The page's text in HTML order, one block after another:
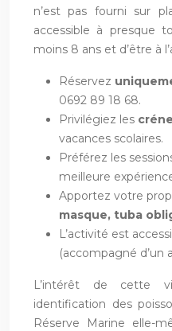
n’est pas fourni sur
accessible à presque
moins 8 ans et d’être à
Réservez
0692 89 18 68.
Privilégiez les
vacances scolaires.
Préférez les
meilleure
Apportez votre
masque, tuba
L’activité est
(accompagné d’un
L’intérêt de cette
identification des
Réserve Marine elle-